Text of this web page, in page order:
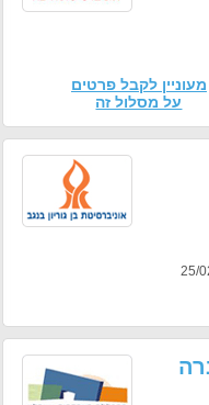
מעוניין לקבל פרטים
על מסלול זה